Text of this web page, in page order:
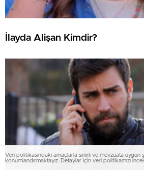
İlayda Alişan Kimdir?
Veri politikasındaki amaçlarla sınırlı ve mevzuata uygun
konumlandırmaktayız. Detaylar için veri politikamızı